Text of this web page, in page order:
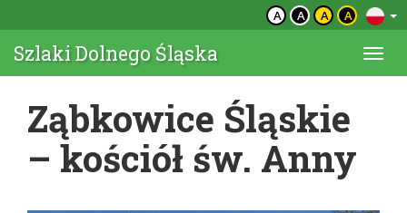
A A A A
Szlaki Dolnego Śląska
Ząbkowice Śląskie
– kościół św. Anny